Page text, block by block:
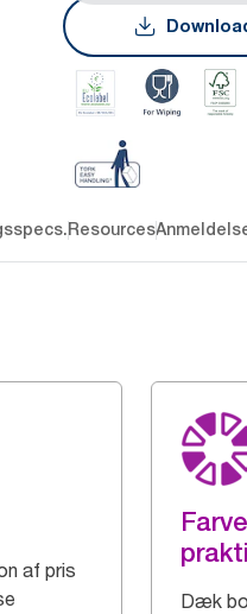
Resources
af pris
Dæk